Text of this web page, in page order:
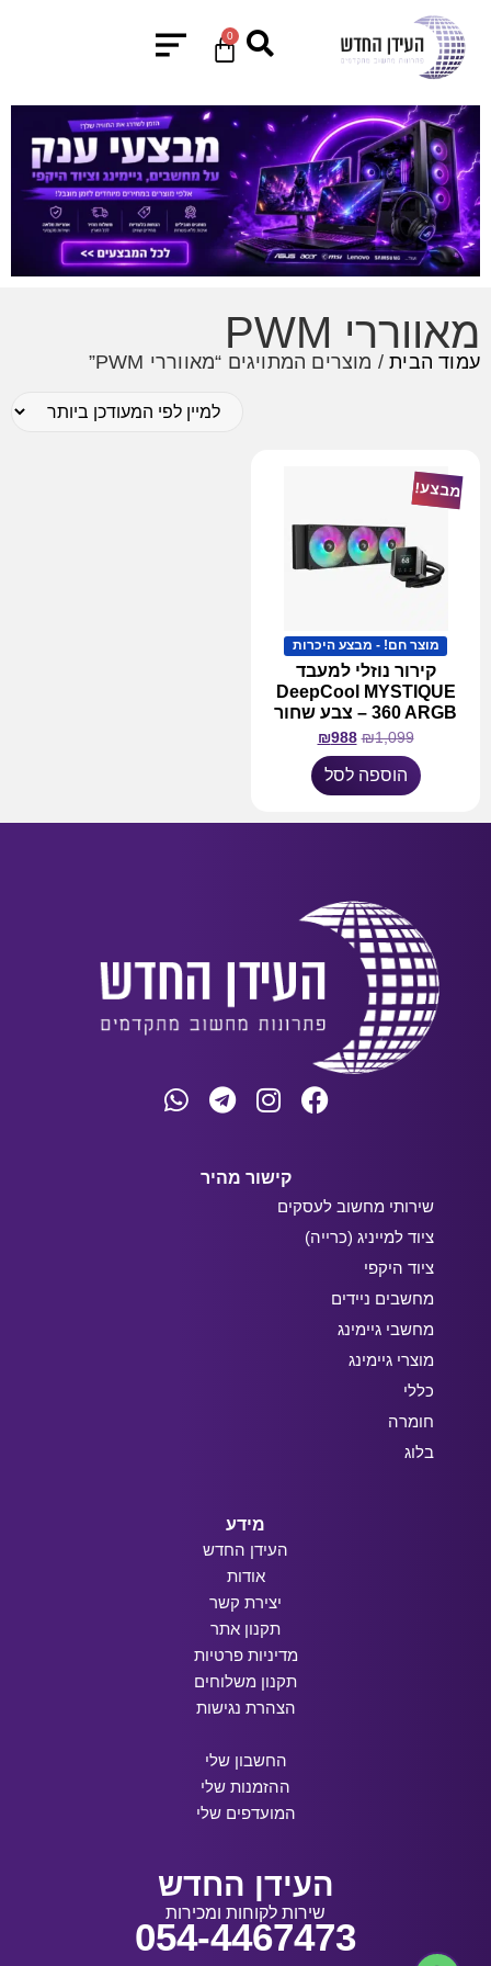
0
מאווררי PWM
עמוד הבית/ מוצרים המתויגים “מאווררי PWM”
מבצע!
מוצר חם! - מבצע היכרות
קירור נוזלי למעבד
DeepCool MYSTIQUE
360 ARGB – צבע שחור
₪1,099
₪988
הוספה לסל
קישור מהיר
שירותי מחשוב לעסקים
ציוד למייניג (כרייה)
ציוד היקפי
מחשבים ניידים
מחשבי גיימינג
מוצרי גיימינג
כללי
חומרה
בלוג
מידע
העידן החדש
אודות
יצירת קשר
תקנון אתר
מדיניות פרטיות
תקנון משלוחים
הצהרת נגישות
החשבון שלי
ההזמנות שלי
המועדפים שלי
העידן החדש
שירות לקוחות ומכירות
054-4467473